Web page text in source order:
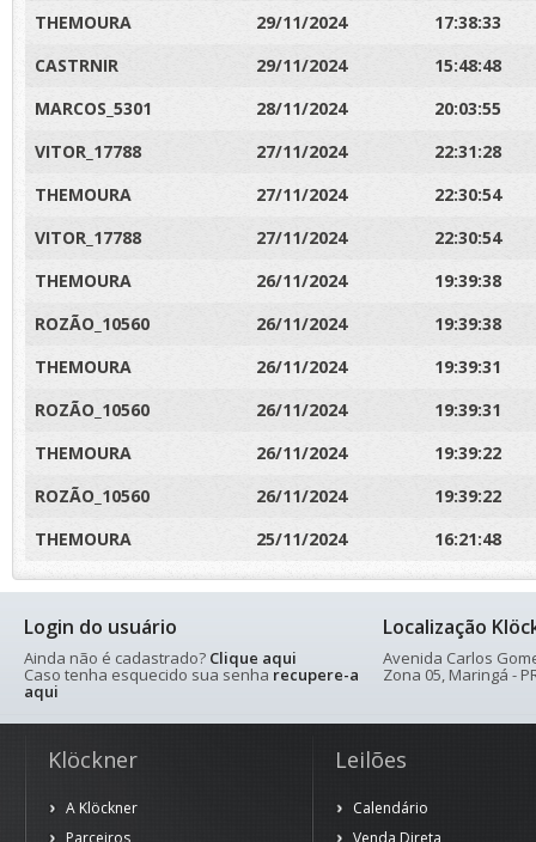
THEMOURA
29/11/2024
17:38:33
CASTRNIR
29/11/2024
15:48:48
MARCOS_5301
28/11/2024
20:03:55
VITOR_17788
27/11/2024
22:31:28
THEMOURA
27/11/2024
22:30:54
VITOR_17788
27/11/2024
22:30:54
THEMOURA
26/11/2024
19:39:38
ROZÃO_10560
26/11/2024
19:39:38
THEMOURA
26/11/2024
19:39:31
ROZÃO_10560
26/11/2024
19:39:31
THEMOURA
26/11/2024
19:39:22
ROZÃO_10560
26/11/2024
19:39:22
THEMOURA
25/11/2024 16:21:48
Login do usuário
Ainda não é cadastrado? Clique aqui
Caso tenha esquecido sua senha recupere-a
aqui
Localização
Avenida Carlos
Zona 05, Maringá -
Klöckner
A Klöckner
Parceiros
Leilões
Calendário
Venda Direta